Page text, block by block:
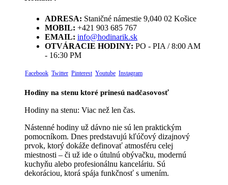
ADRESA: Staničné námestie 9,040 02 Košice
MOBIL: +421 903 685 767
EMAIL: info@hodinarik.sk
OTVÁRACIE HODINY: PO - PIA / 8:00 AM
- 16:30 PM
Facebook Twitter Pinterest Youtube Instagram
Hodiny na stenu ktoré prinesú nadčasovosť
Hodiny na stenu: Viac než len čas.
Nástenné hodiny už dávno nie sú len praktickým
pomocníkom. Dnes predstavujú kľúčový dizajnový
prvok, ktorý dokáže definovať atmosféru celej
miestnosti – či už ide o útulnú obývačku, modernú
kuchyňu alebo profesionálnu kanceláriu. Sú
dekoráciou, ktorá spája funkčnosť s umením.